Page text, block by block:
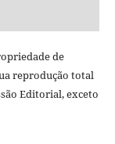
de
reprodução total
Editorial, exceto